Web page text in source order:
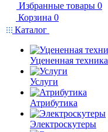
Избранные товары 0
Корзина 0
Каталог
Уцененная техника
Услуги
Атрибутика
Электроскутеры